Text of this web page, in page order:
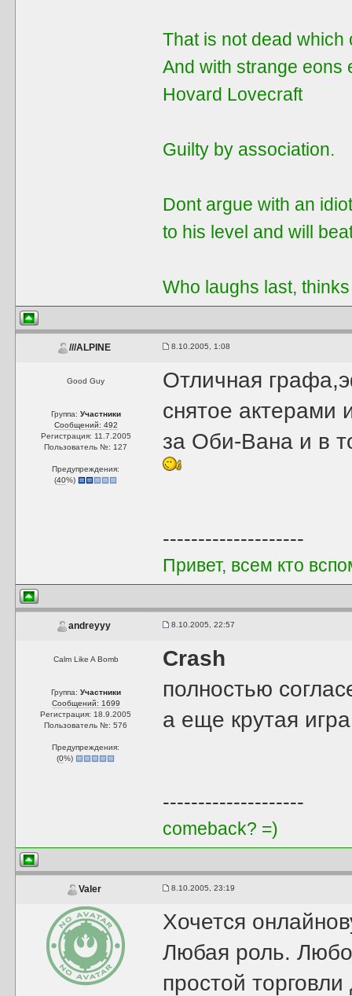
That is not dead which
And with strange eons
Hovard Lovecraft
Guilty by assoсiation.
Dont argue with an
to his level and will
Who laughs last,
///ALPINE 8.10.2005, 1:08
Good Guy
Группа: Участники
Сообщений: 492
Регистрация: 11.7.2005
Пользователь №: 127
Предупреждения:
(40%)
Отличная
снятое актерами
за Оби-Вана и в
--------------------
Привет, всем кто
andreyyy 8.10.2005, 22:57
Calm Like A Bomb
Группа: Участники
Сообщений: 1699
Регистрация: 18.9.2005
Пользователь №: 576
Предупреждения:
(0%)
Crash
полностью
а еще крутая
--------------------
comeback? =)
Valer 8.10.2005, 23:19
Хочется
Любая роль.
простой